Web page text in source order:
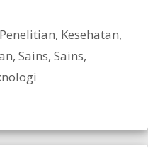
, Kesehatan,
, Sains, Sains,